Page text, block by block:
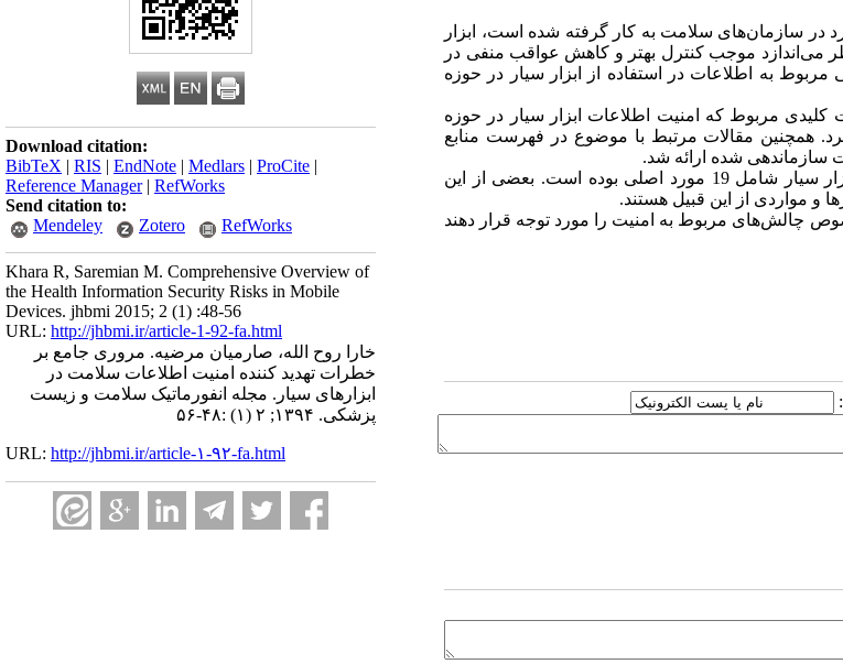
Download citation:
BibTeX | RIS | EndNote | Medlars | ProCite |
Reference Manager| RefWorks
Send citation to:
Mendeley
Zotero RefWorks
Khara R, Saremian M. Comprehensive Overview of
the Health Information Security Risks in Mobile
Devices. jhbmi 2015; 2 (1) :48-56
URL: http://jhbmi.ir/article-1-92-fa.html
خارا روح الله، صارمیان مرضیه. مروری جامع بر
خطرات تهدید کننده امنیت اطلاعات سلامت در
ابزارهای سیار. مجله انفورماتیک سلامت و زیست
پزشکی. ۱۳۹۴; ۲ (۱) :۴۸-۵۶
URL: http://jhbmi.ir/article-۱-۹۲-fa.html
در سازمان‌های سلامت به کار گرفته شده است، ابزار
می‌اندازد موجب کنترل بهتر و کاهش عواقب منفی در
به اطلاعات در استفاده از ابزار سیار در حوزه
مربوط که امنیت اطلاعات ابزار سیار در حوزه
مرتبط و مربوط به سال 2005 لغایت 2015 را در بر می‌گیرد. همچنین مقالات مرتبط با موضوع در فهرست منابع
سازماندهی شده‌ ارائه شد.
طبق بررسی مطالعات انجام شده‌، مهم‌ترین تهدیدات و خطرات امنیت اطلاعات ابزار سیار شامل 19 مورد اصلی بوده است. بعضی از این
و مواردی از این قبیل هستند.
چالش‌های مربوط به امنیت را مورد توجه قرار دهند